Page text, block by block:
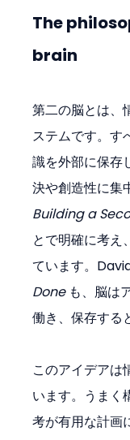
The
brain
第二の脳とは、
ステムです。す
識を外部に保存
決や創造性に
Building a
とで明確に考え
ています。
Done も、脳は
働き、保存する
このアイデアは
います。うまく
考が有用な計画